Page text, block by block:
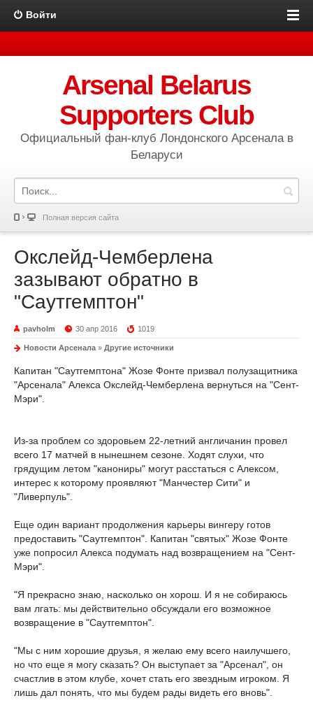
Войти
Arsenal Belarus
Supporters Club
Официальный фан-клуб Лондонского Арсенала в
Беларуси
Полная версия сайта
Окслейд-Чемберлена
зазывают обратно в
"Саутгемптон"
pavholm 30 апр 2016 1019
Новости Арсенала » Другие источники
Капитан "Саутгемптона" Жозе Фонте призвал полузащитника
"Арсенала" Алекса Окслейд-Чемберлена вернуться на "Сент-
Мэри".
Из-за проблем со здоровьем 22-летний англичанин провел
всего 17 матчей в нынешнем сезоне. Ходят слухи, что
грядущим летом "канониры" могут расстаться с Алексом,
интерес к которому проявляют "Манчестер Сити" и
"Ливерпуль".
Еще один вариант продолжения карьеры вингеру готов
предоставить "Саутгемптон". Капитан "святых" Жозе Фонте
уже попросил Алекса подумать над возвращением на "Сент-
Мэри".
"Я прекрасно знаю, насколько он хорош. И я не собираюсь
вам лгать: мы действительно обсуждали его возможное
возвращение в "Саутгемптон".
"Мы с ним хорошие друзья, я желаю ему всего наилучшего,
но что еще я могу сказать? Он выступает за "Арсенал", он
счастлив в этом клубе, хочет стать его звездным игроком. Я
лишь дал понять, что мы будем рады видеть его вновь".